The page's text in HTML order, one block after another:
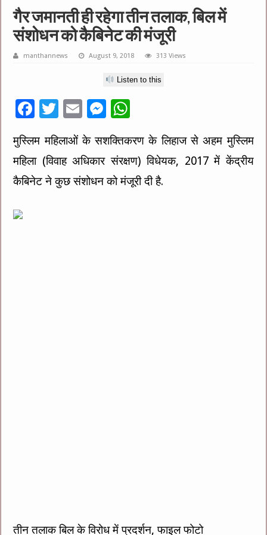
गैर जमानती ही रहेगा तीन तलाक, बिल में
संशोधन को कैबिनेट की मंजूरी
manthannews August 9, 2018 313 Views
Listen to this
F
e
b
o
T
tt
er
E
ai
l
M
se
n
g
at
sA
p
मुस्लिम महिलाओं के सशक्तिकरण के लिहाज से अहम मुस्लिम
महिला (विवाह अधिकार संरक्षण) विधेयक, 2017 में केंद्रीय
कैबिनेट ने कुछ संशोधन को मंजूरी दी है.
तीन तलाक बिल के विरोध में प्रदर्शन, फाइल फोटो